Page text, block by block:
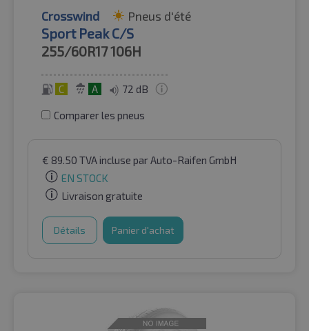
Crosswind Pneus d'été
Sport Peak C/S
255/60R17106H
C A 72 dB
Comparer les pneus
€ 89.50 TVA incluse par Auto-Raifen GmbH
EN STOCK
Livraison gratuite
Détails Panier d'achat